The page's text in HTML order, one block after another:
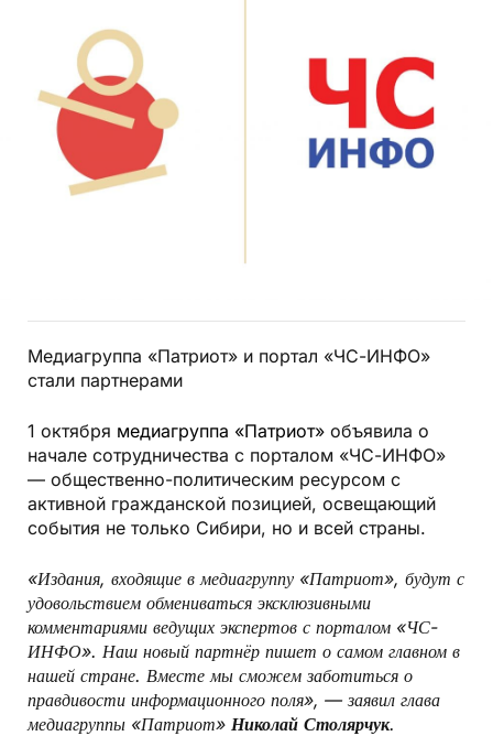
Медиагруппа «Патриот» и портал «ЧС-ИНФО»
стали партнерами
1 октября медиагруппа «Патриот» объявила о
начале сотрудничества с порталом «ЧС-ИНФО»
— общественно-политическим ресурсом с
активной гражданской позицией, освещающий
события не только Сибири, но и всей страны.
«Издания, входящие в медиагруппу «Патриот», будут с
удовольствием обмениваться эксклюзивными
комментариями ведущих экспертов с порталом «ЧС-
ИНФО». Наш новый партнёр пишет о самом главном в
нашей стране. Вместе мы сможем заботиться о
правдивости информационного поля», — заявил глава
медиагруппы «Патриот» Николай Столярчук.